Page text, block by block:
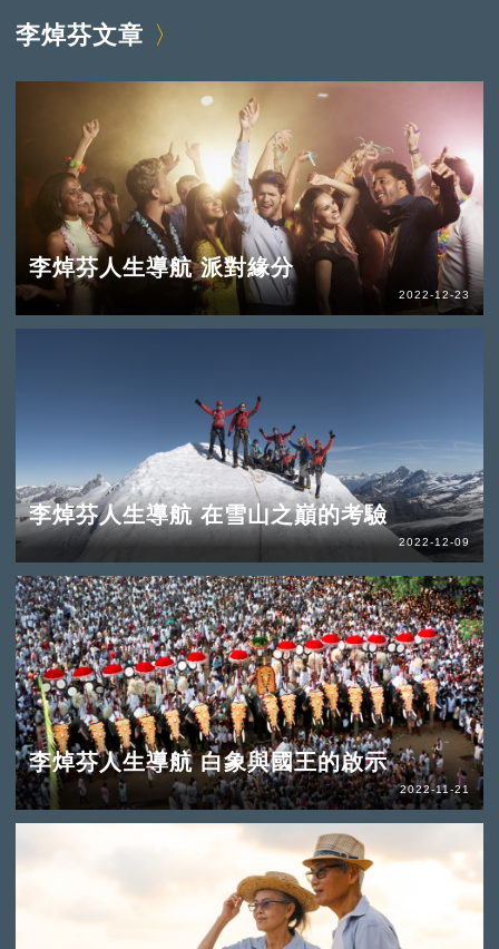
李焯芬文章
李焯芬人生導航 派對緣分
2022-12-23
李焯芬人生導航 在雪山之巔的考驗
2022-12-09
李焯芬人生導航 白象與國王的啟示
2022-11-21